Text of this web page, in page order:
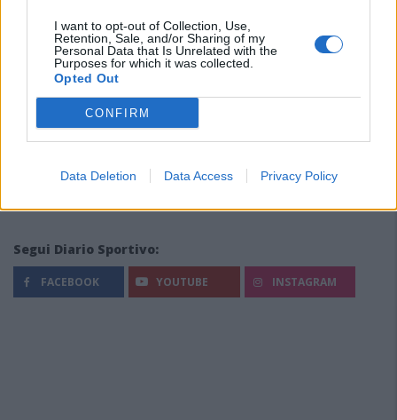
I want to opt-out of Collection, Use,
Retention, Sale, and/or Sharing of my
Personal Data that Is Unrelated with the
Purposes for which it was collected.
Opted Out
CONFIRM
Data Deletion Data Access Privacy Policy
Segui Diario Sportivo:
FACEBOOK YOUTUBE INSTAGRAM